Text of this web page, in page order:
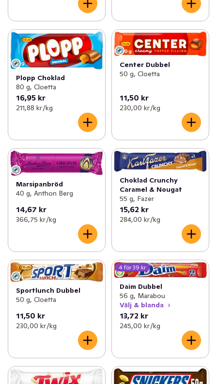
Plopp Choklad
80 g, Cloetta
16,95 kr
211,88 kr /kg
Center Dubbel
50 g, Cloetta
11,50 kr
230,00 kr /kg
Marsipanbröd
40 g, Anthon Berg
14,67 kr
366,75 kr /kg
Choklad Crunchy
Caramel & Nougat
55 g, Fazer
15,62 kr
284,00 kr /kg
Sportlunch Dubbel
50 g, Cloetta
11,50 kr
230,00 kr /kg
4 för 39 kr
Daim Dubbel
56 g, Marabou
Välj & blanda
13,72 kr
245,00 kr /kg